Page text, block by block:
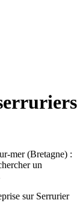
mer(Bretagne) :
un
sur Serrurier